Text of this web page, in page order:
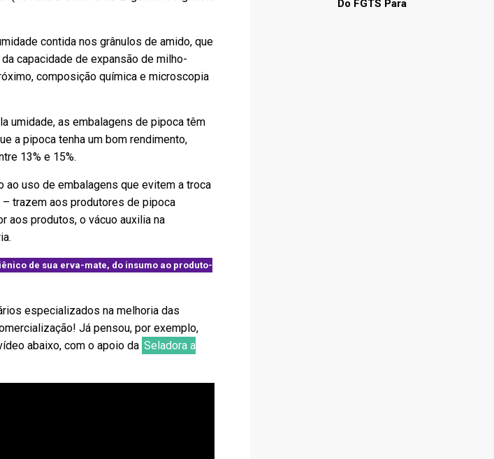
contida nos grânulos de amido, que
capacidade de expansão de milho-
composição química e microscopia
umidade, as embalagens de pipoca têm
a pipoca tenha um bom rendimento,
13% e 15%.
uso de embalagens que evitem a troca
trazem aos produtores de pipoca
aos produtos, o vácuo auxilia na
de sua erva-mate, do insumo ao produto-
especializados na melhoria das
Já pensou, por exemplo,
abaixo, com o apoio da Seladora a
Do FGTS Para